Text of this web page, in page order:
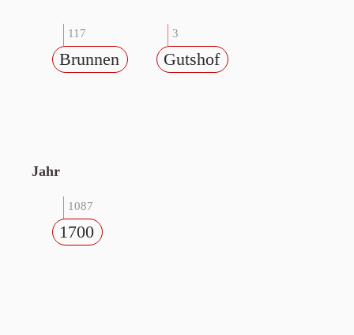
117
Brunnen
3
Gutshof
Jahr
1087
1700